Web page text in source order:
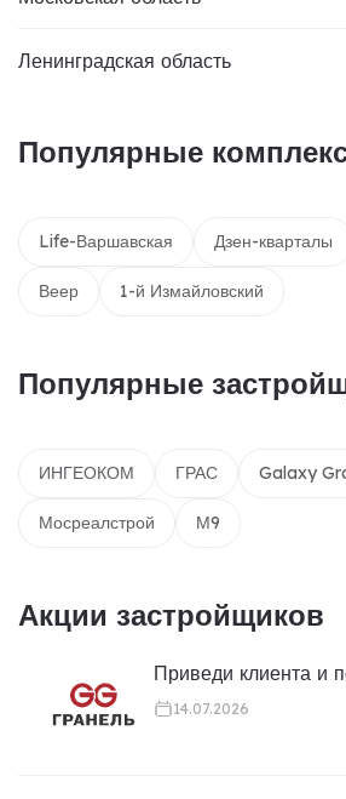
Ленинградская область
Популярные
Life-Варшавская Дзен-кварталы
Веер 1-й Измайловский
Популярные
ИНГЕОКОМ ГРАС Galaxy
Мосреалстрой М9
Акции застройщиков
Приведи клиента и
14.07.2026